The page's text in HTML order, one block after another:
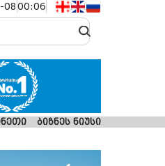
0800:06
ბიზნეს ნიუსი